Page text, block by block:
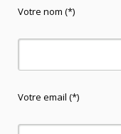
Votre nom (*)
Votre email (*)